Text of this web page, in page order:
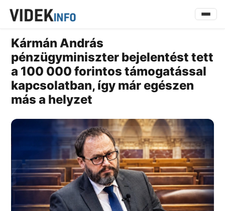
Kármán András
pénzügyminiszter bejelentést tett
a 100 000 forintos támogatással
kapcsolatban, így már egészen
más a helyzet